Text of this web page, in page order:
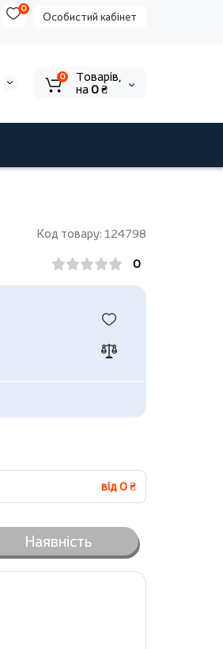
Особистий кабінет
0
0
Tоварів,
на0 ₴
Код товару: 124798
0
від 0 ₴
Наявність